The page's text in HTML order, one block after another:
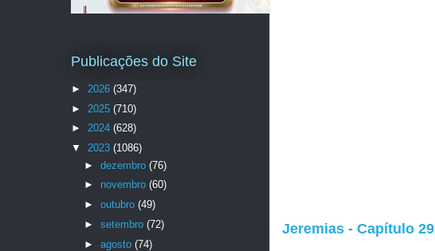
Jeremias - Capítulo 29
Publicações do Site
► 2026 (347)
► 2025 (710)
► 2024 (628)
▼ 2023 (1086)
► dezembro (76)
► novembro (60)
► outubro (49)
► setembro (72)
► agosto (74)